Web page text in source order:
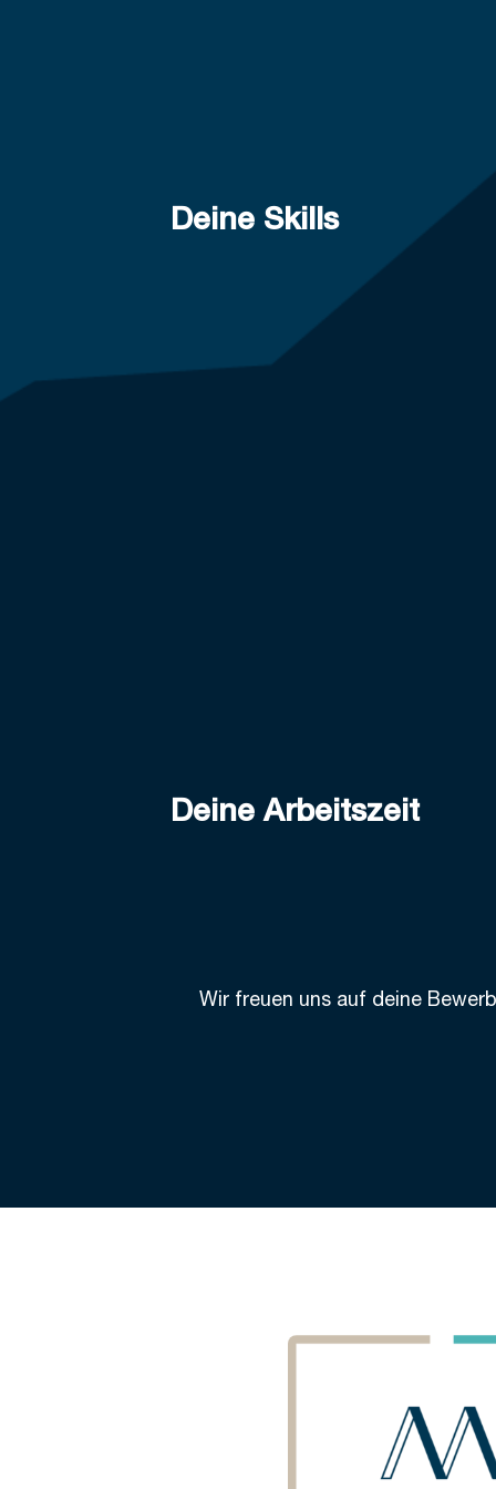
Deine Skills
Deine Arbeitszeit
Wir freuen uns auf deine